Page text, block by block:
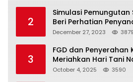
2
Simulasi Pemungutan
Beri Perhatian
December 27, 2023 3879
3
FGD dan Penyerahan
Meriahkan Hari Tani
October 4, 2025 3590